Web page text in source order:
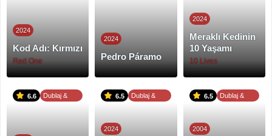
2024
Kod Adı: Kırmızı
Red One
2024
Pedro Páramo
2024
Meraklı Kedinin
10 Yaşamı
10 Lives
6.6
Dublaj &
6.5
Dublaj &
2024
6.5
Dublaj &
2004